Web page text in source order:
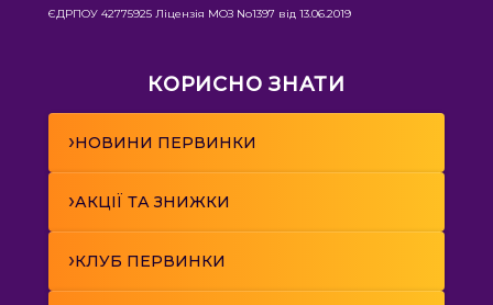
ЄДРПОУ 42775925 Ліцензія МОЗ No1397 від 13.06.2019
КОРИСНО ЗНАТИ
›НОВИНИ ПЕРВИНКИ
›АКЦІЇ ТА ЗНИЖКИ
›КЛУБ ПЕРВИНКИ